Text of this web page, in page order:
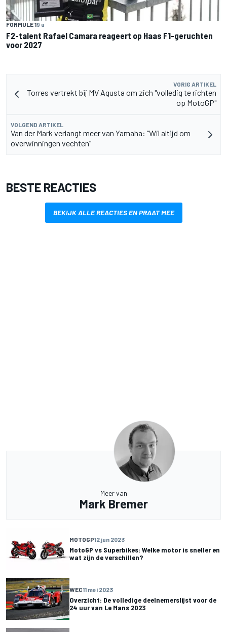
FORMULE 19 u
F2-talent Rafael Camara reageert op Haas F1-geruchten
voor 2027
VORIG ARTIKEL
Torres vertrekt bij MV Agusta om zich "volledig te richten
op MotoGP"
VOLGEND ARTIKEL
Van der Mark verlangt meer van Yamaha: “Wil altijd om
overwinningen vechten”
BESTE REACTIES
BEKIJK ALLE REACTIES EN PRAAT MEE
Meer van
Mark Bremer
MOTOGP12 jun 2023
MotoGP vs Superbikes: Welke motor is sneller en
wat zijn de verschillen?
WEC11 mei 2023
Overzicht: De volledige deelnemerslijst voor de
24 uur van Le Mans 2023